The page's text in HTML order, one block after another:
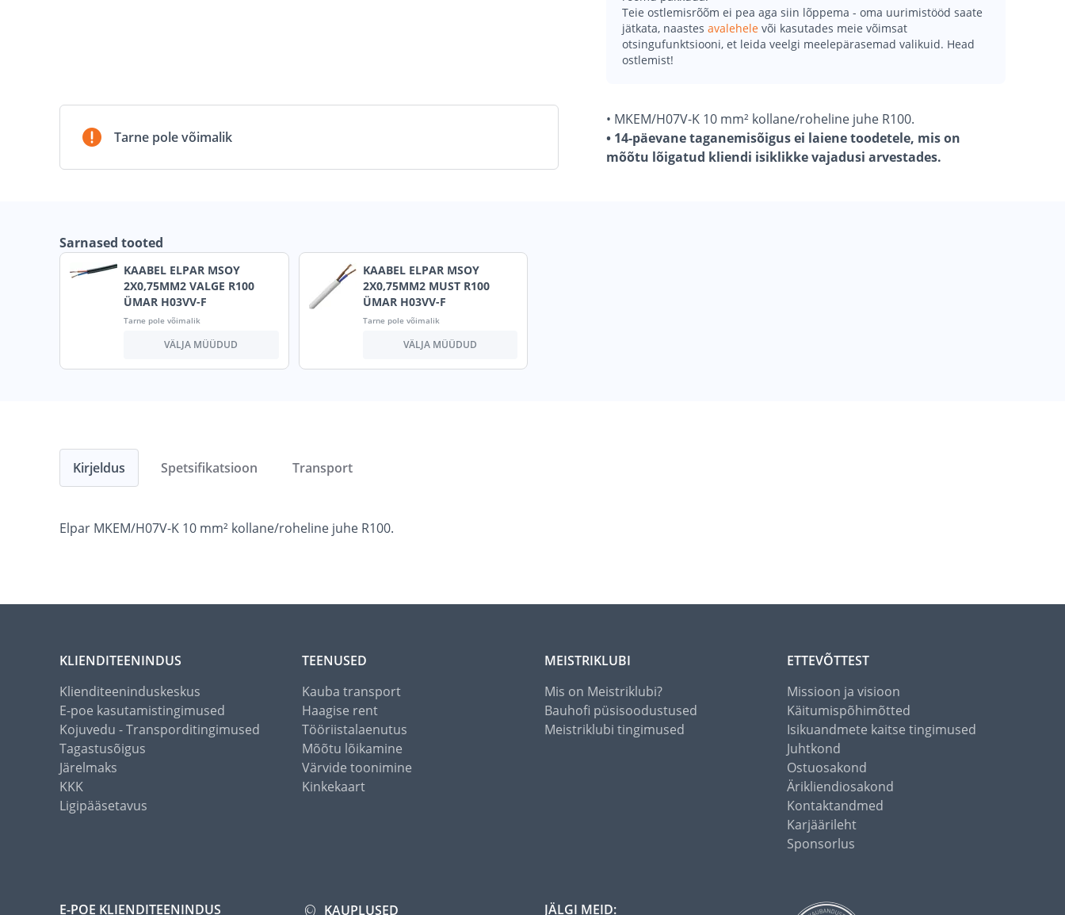
Tarne pole võimalik
Teie ostlemisrõõm ei pea aga siin lõppema - oma uurimistööd saate
jätkata, naastes avalehele või kasutades meie võimsat
otsingufunktsiooni, et leida veelgi meelepärasemad valikuid. Head
ostlemist!
• MKEM/H07V-K 10 mm² kollane/roheline juhe R100.
• 14-päevane taganemisõigus ei laiene toodetele, mis on
mõõtu lõigatud kliendi isiklikke vajadusi arvestades.
Sarnased tooted
KAABEL ELPAR MSOY
2X0,75MM2 VALGE R100
ÜMAR H03VV-F
Tarne pole võimalik
VÄLJA MÜÜDUD
KAABEL ELPAR MSOY
2X0,75MM2 MUST R100
ÜMAR H03VV-F
Tarne pole võimalik
VÄLJA MÜÜDUD
Kirjeldus
Elpar MKEM/H07V-K 10 mm² kollane/roheline juhe R100.
Spetsifikatsioon Transport
KLIENDITEENINDUS
Klienditeeninduskeskus
E-poe kasutamistingimused
Kojuvedu - Transporditingimused
Tagastusõigus
Järelmaks
KKK
Ligipääsetavus
TEENUSED
Kauba transport
Haagise rent
Tööriistalaenutus
Mõõtu lõikamine
Värvide toonimine
Kinkekaart
MEISTRIKLUBI
Mis on Meistriklubi?
Bauhofi püsisoodustused
Meistriklubi tingimused
ETTEVÕTTEST
Missioon ja visioon
Käitumispõhimõtted
Isikuandmete kaitse tingimused
Juhtkond
Ostuosakond
Ärikliendiosakond
Kontaktandmed
Karjäärileht
Sponsorlus
E-POE KLIENDITEENINDUS KAUPLUSED JÄLGI MEID: